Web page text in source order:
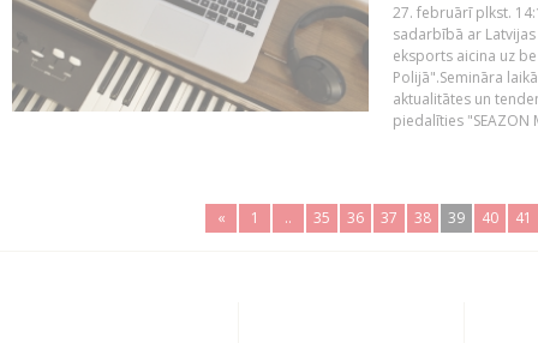
27. februārī plkst.
sadarbībā ar
eksports aicina uz
Polijā".Semināra
aktualitātes un
piedalīties "SEAZON
« 1 .. 35 36 37 38 39 40 41